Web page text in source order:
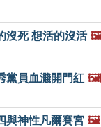
沒死 想活的沒活
黨員血濺開門紅
與神性凡爾賽宮 🖼️